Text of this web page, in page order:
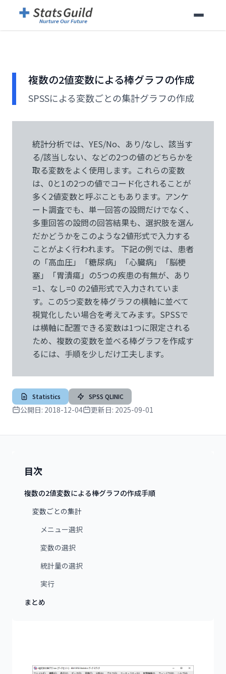
複数の2値変数による棒グラフの作成
SPSSによる変数ごとの集計グラフの作成
統計分析では、YES/No、あり/なし、該当す
る/該当しない、などの2つの値のどちらかを
取る変数をよく使用します。これらの変数
は、0と1の2つの値でコード化されることが
多く2値変数と呼ぶこともあります。アンケ
ート調査でも、単一回答の設問だけでなく、
多重回答の設問の回答結果も、選択肢を選ん
だかどうかをこのような2値形式で入力する
ことがよく行われます。 下記の例では、患者
の「高血圧」「糖尿病」「心臓病」「脳梗
塞」「胃潰瘍」の5つの疾患の有無が、あり
=1、なし=0 の2値形式で入力されていま
す。この5つ変数を棒グラフの横軸に並べて
視覚化したい場合を考えてみます。SPSSで
は横軸に配置できる変数は1つに限定される
ため、複数の変数を並べる棒グラフを作成す
るには、手順を少しだけ工夫します。
Statistics SPSS QLINIC
公開日: 2018-12-04 更新日: 2025-09-01
目次
複数の2値変数による棒グラフの作成手順
変数ごとの集計
メニュー選択
変数の選択
統計量の選択
実行
まとめ